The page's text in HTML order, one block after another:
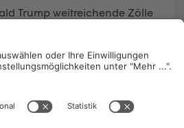
Trump weitreichende Zölle
Welt verkündet und
Welthandels-Ordnung auf
die österreichische
betroffen.